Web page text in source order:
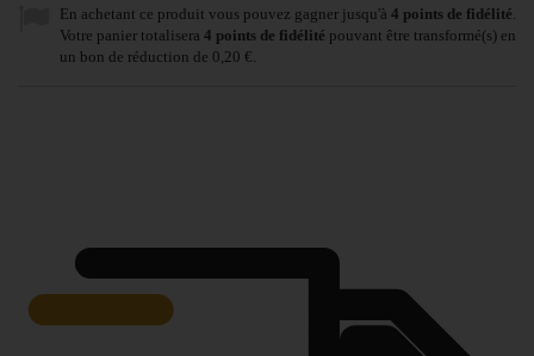
En achetant ce produit vous pouvez gagner jusqu'à 4 points de fidélité
Votre panier totalisera 4 points de fidélité pouvant être transformé(s) en
un bon de réduction de 0,20 €